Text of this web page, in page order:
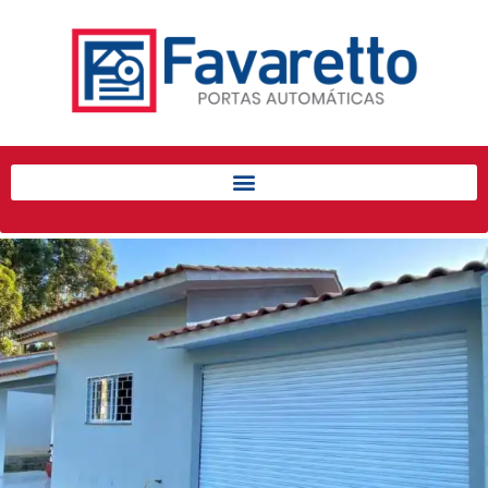
Início
Produtos
Porta de Enrolar Automática
Automatizadores
Acessórios Para Portas de
Enrolar
Pintura eletrostática
Portfólio
Contato